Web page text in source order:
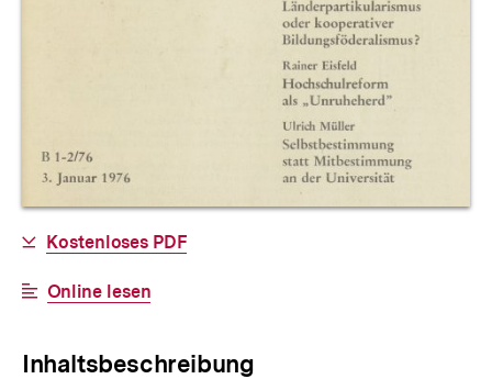
Allgemeine
Informationen
Download-
Kostenloses PDF
Interner
Online lesen
Inhaltsbeschreibung